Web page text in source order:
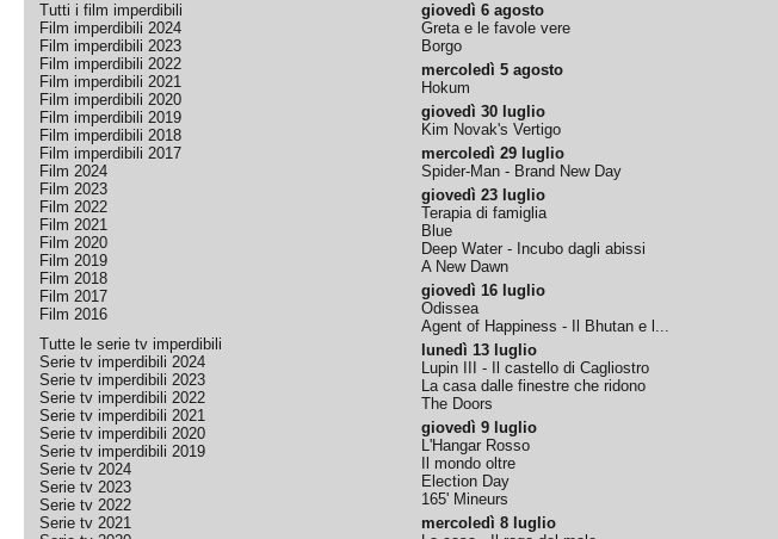
Tutti i film imperdibili
Film imperdibili 2024
Film imperdibili 2023
Film imperdibili 2022
Film imperdibili 2021
Film imperdibili 2020
Film imperdibili 2019
Film imperdibili 2018
Film imperdibili 2017
Film 2024
Film 2023
Film 2022
Film 2021
Film 2020
Film 2019
Film 2018
Film 2017
Film 2016
Tutte le serie tv imperdibili
Serie tv imperdibili 2024
Serie tv imperdibili 2023
Serie tv imperdibili 2022
Serie tv imperdibili 2021
Serie tv imperdibili 2020
Serie tv imperdibili 2019
Serie tv 2024
Serie tv 2023
Serie tv 2022
Serie tv 2021
giovedì 6 agosto
Greta e le favole vere
Borgo
mercoledì 5 agosto
Hokum
giovedì 30 luglio
Kim Novak's Vertigo
mercoledì 29 luglio
Spider-Man - Brand New Day
giovedì 23 luglio
Terapia di famiglia
Blue
Deep Water - Incubo dagli abissi
A New Dawn
giovedì 16 luglio
Odissea
Agent of Happiness - Il Bhutan e l...
lunedì 13 luglio
Lupin III - Il castello di Cagliostro
La casa dalle finestre che ridono
The Doors
giovedì 9 luglio
L'Hangar Rosso
Il mondo oltre
Election Day
165' Mineurs
mercoledì 8 luglio